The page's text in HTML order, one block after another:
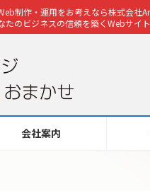
制作・運用をお考えなら株式会社
のビジネスの信頼を築くWebサイト
会社案内